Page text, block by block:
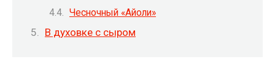
Чесночный «Айоли»
В духовке с сыром